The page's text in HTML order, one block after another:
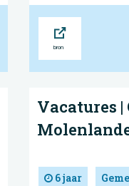
Vacatures
6 jaar